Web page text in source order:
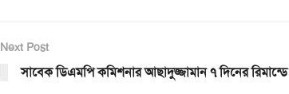
Next Post
সাবেক ডিএমপি কমিশনার আছাদুজ্জামান ৭ দিনের রিমান্ডে